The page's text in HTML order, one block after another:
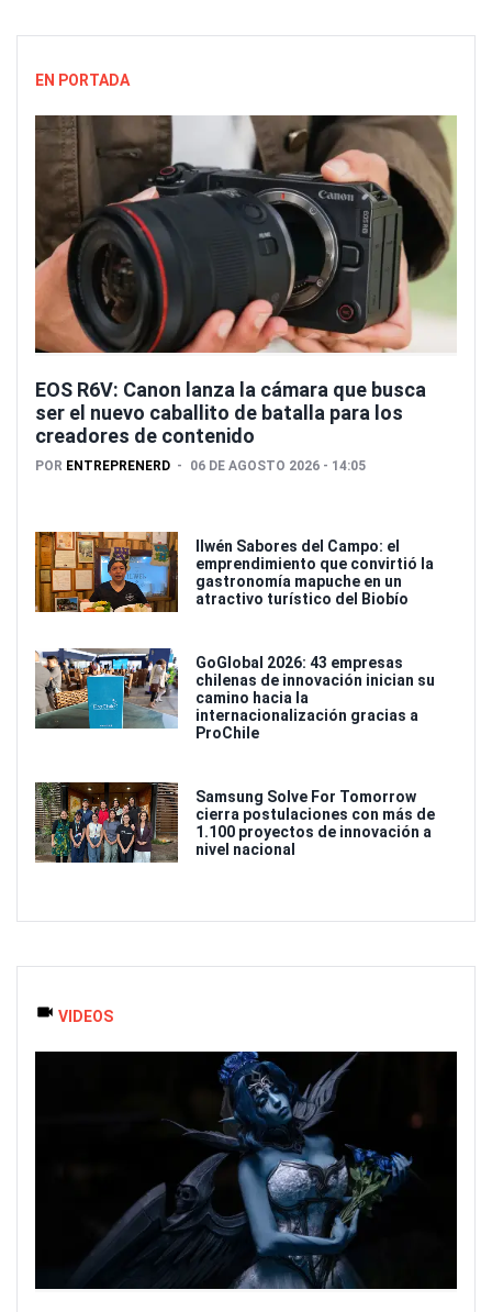
EN PORTADA
EOS R6V: Canon lanza la cámara que busca
ser el nuevo caballito de batalla para los
creadores de contenido
POR ENTREPRENERD 06 DE AGOSTO 2026 - 14:05
Ilwén Sabores del Campo: el
emprendimiento que convirtió la
gastronomía mapuche en un
atractivo turístico del Biobío
GoGlobal 2026: 43 empresas
chilenas de innovación inician su
camino hacia la
internacionalización gracias a
ProChile
Samsung Solve For Tomorrow
cierra postulaciones con más de
1.100 proyectos de innovación a
nivel nacional
VIDEOS